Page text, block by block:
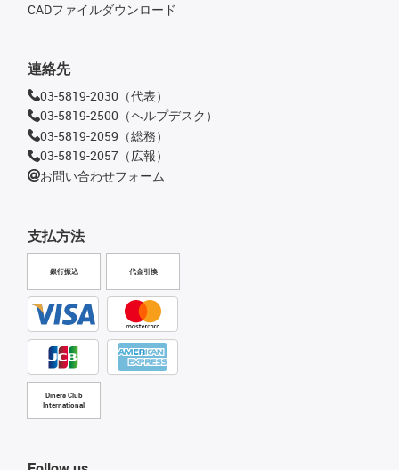
支払方法
銀行振込 代金引換
Diners Club
International
CADファイルダウンロード
連絡先
03-5819-2030（代表）
03-5819-2500（ヘルプデスク）
03-5819-2059（総務）
03-5819-2057（広報）
お問い合わせフォーム